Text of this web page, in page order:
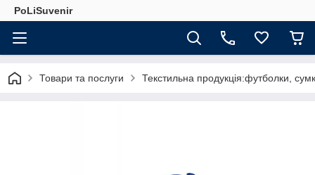
PoLiSuvenir
Товари та послуги Текстильна продукція:футболки,